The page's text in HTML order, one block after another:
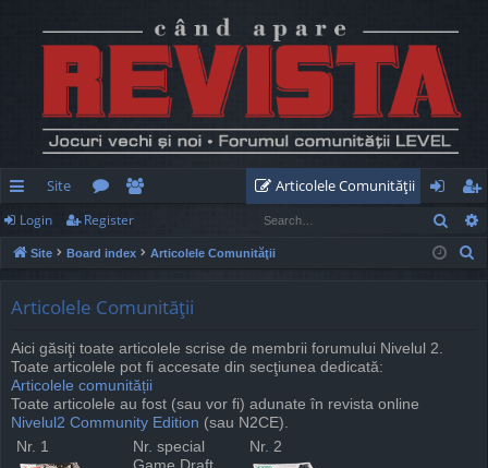
ui
ck
Site
or
u
e
m
Articolele Comunităţii
og
in
eg
ist
Login Register
Site Board index Articolele Comunităţii
Articolele Comunităţii
Aici găsiţi toate articolele scrise de membrii forumului Nivelul 2.
Toate articolele pot fi accesate din secţiunea dedicată:
Articolele comunității
Toate articolele au fost (sau vor fi) adunate în revista online
Nivelul2 Community Edition (sau N2CE).
Nr. 1
Nr. special
Nr. 2